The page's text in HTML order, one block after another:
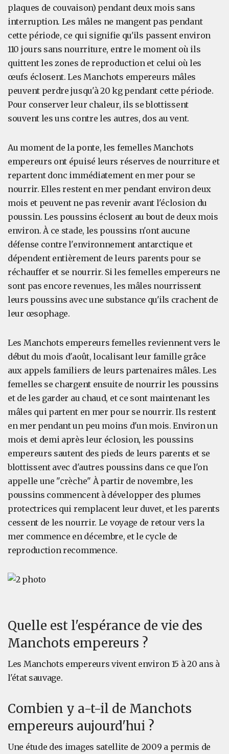
plaques de couvaison) pendant deux mois sans
interruption. Les mâles ne mangent pas pendant
cette période, ce qui signifie qu'ils passent environ
110 jours sans nourriture, entre le moment où ils
quittent les zones de reproduction et celui où les
œufs éclosent. Les Manchots empereurs mâles
peuvent perdre jusqu'à 20 kg pendant cette période.
Pour conserver leur chaleur, ils se blottissent
souvent les uns contre les autres, dos au vent.
Au moment de la ponte, les femelles Manchots
empereurs ont épuisé leurs réserves de nourriture et
repartent donc immédiatement en mer pour se
nourrir. Elles restent en mer pendant environ deux
mois et peuvent ne pas revenir avant l'éclosion du
poussin. Les poussins éclosent au bout de deux mois
environ. À ce stade, les poussins n'ont aucune
défense contre l'environnement antarctique et
dépendent entièrement de leurs parents pour se
réchauffer et se nourrir. Si les femelles empereurs ne
sont pas encore revenues, les mâles nourrissent
leurs poussins avec une substance qu'ils crachent de
leur œsophage.
Les Manchots empereurs femelles reviennent vers le
début du mois d'août, localisant leur famille grâce
aux appels familiers de leurs partenaires mâles. Les
femelles se chargent ensuite de nourrir les poussins
et de les garder au chaud, et ce sont maintenant les
mâles qui partent en mer pour se nourrir. Ils restent
en mer pendant un peu moins d'un mois. Environ un
mois et demi après leur éclosion, les poussins
empereurs sautent des pieds de leurs parents et se
blottissent avec d'autres poussins dans ce que l'on
appelle une "crèche" À partir de novembre, les
poussins commencent à développer des plumes
protectrices qui remplacent leur duvet, et les parents
cessent de les nourrir. Le voyage de retour vers la
mer commence en décembre, et le cycle de
reproduction recommence.
Quelle est l'espérance de vie des
Manchots empereurs ?
Les Manchots empereurs vivent environ 15 à 20 ans à
l'état sauvage.
Combien y a-t-il de Manchots
empereurs aujourd'hui ?
Une étude des images satellite de 2009 a permis de